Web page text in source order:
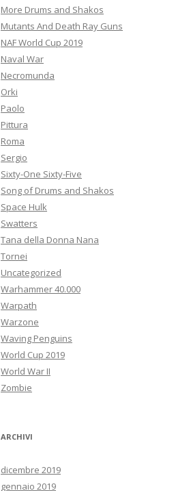
More Drums and Shakos
Mutants And Death Ray Guns
NAF World Cup 2019
Naval War
Necromunda
Orki
Paolo
Pittura
Roma
Sergio
Sixty-One Sixty-Five
Song of Drums and Shakos
Space Hulk
Swatters
Tana della Donna Nana
Tornei
Uncategorized
Warhammer 40.000
Warpath
Warzone
Waving Penguins
World Cup 2019
World War II
Zombie
ARCHIVI
dicembre 2019
gennaio 2019